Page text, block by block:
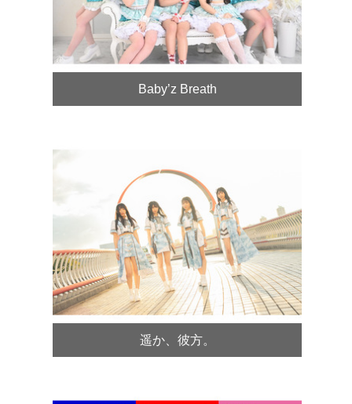
Baby’z Breath
遥か、彼方。